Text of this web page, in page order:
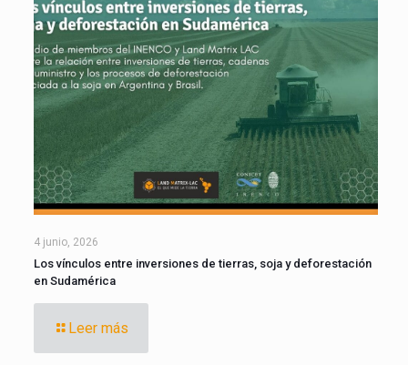
4 junio, 2026
Los vínculos entre inversiones de tierras, soja y deforestación
en Sudamérica
Leer más